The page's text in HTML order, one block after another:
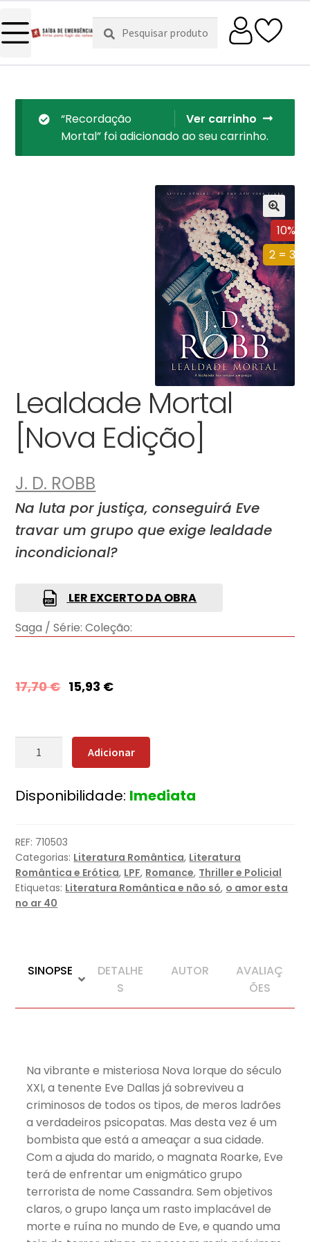
Pesquisar
por:
Pesquisa
Ver carrinho
“Recordação
Mortal” foi adicionado ao seu carrinho.
10%
2 = 3
Lealdade Mortal
[Nova Edição]
J. D. ROBB
Na luta por justiça, conseguirá Eve
travar um grupo que exige lealdade
incondicional?
LER EXCERTO DA OBRA
Saga / Série: Coleção:
17,70€ 15,93 €
Quantidade
Mortal
Adicionar
Disponibilidade: Imediata
REF: 710503
Categorias: Literatura Romântica, Literatura
Romântica e Erótica, LPF, Romance, Thriller e Policial
Etiquetas: Literatura Romântica e não só, o amor esta
no ar 40
SINOPSE
DETALHE
S
AUTOR
AVALIAÇ
ÕES
Na vibrante e misteriosa Nova Iorque do século
XXI, a tenente Eve Dallas já sobreviveu a
criminosos de todos os tipos, de meros ladrões
a verdadeiros psicopatas. Mas desta vez é um
bombista que está a ameaçar a sua cidade.
Com a ajuda do marido, o magnata Roarke, Eve
terá de enfrentar um enigmático grupo
terrorista de nome Cassandra. Sem objetivos
claros, o grupo lança um rasto implacável de
morte e ruína no mundo de Eve, e quando uma